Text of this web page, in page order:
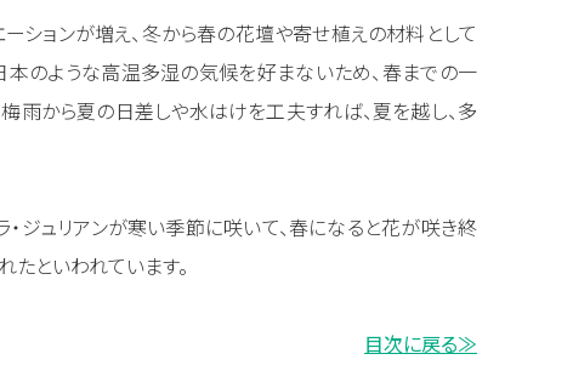
ションが増え、冬から春の花壇や寄せ植えの材料として
本のような高温多湿の気候を好まないため、春までの一
雨から夏の日差しや水はけを工夫すれば、夏を越し、多
・ジュリアンが寒い季節に咲いて、春になると花が咲き終
たといわれています。
目次に戻る≫